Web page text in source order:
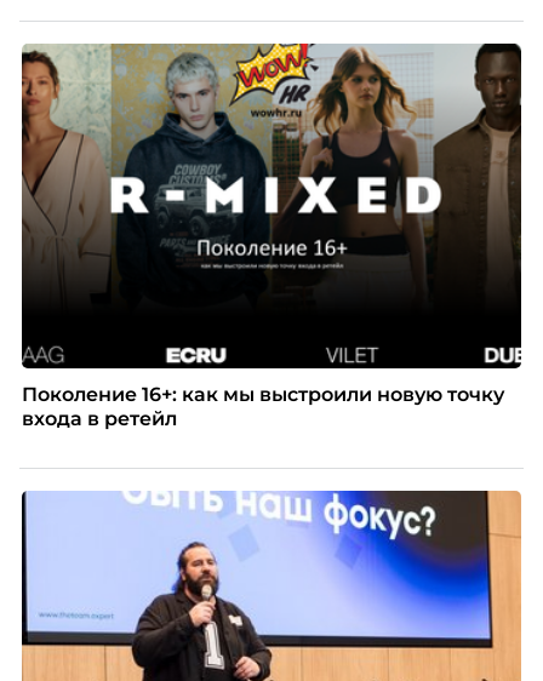
закупкам направления «Минеральная изоляция»
компании ТЕХНОНИКОЛЬ.
Поколение 16+: как мы выстроили новую точку
входа в ретейл